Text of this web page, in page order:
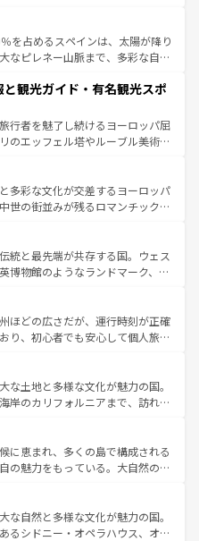
い田園風景やアマルフィ海岸の絶
せない。観光の合間には、本場の
のイタリア料理を堪能することも
、忘れられない旅をしてみよう！
報は
を占めるスペインは、太陽が降り
なピレネー山脈まで、多彩な自然
、情熱的なフラメンコ、熱気あふ
いタパスが生活の一部となってい
練された雰囲気や、バルセロナの
、地方では古代ローマ遺跡や中世
や気候が異なるスペインはその個
性で訪れる人を魅了する。 なお、新着のスペイン情報は コ
ほしい。
観光ガイド・有名観光スポ
行者を魅了し続けるヨーロッパ屈
のエッフェル塔やルーブル美術館
ている。華麗な宮殿、歴史的な大
して豊かな自然が、訪れる者を心
ランスは美食の国としても知ら
地であるランス、プロヴァンスの
ど、多彩な楽しみ方が可能だ。さ
も魅力が溢れており、どの街角に
れぞれで全く異なる文化を体験で
なお、新着のフランス情報はコンテンツ一覧
多彩な文化が交差するヨーロッパ
世の街並みが残るロマンチック街
を歩いても飽きることがない。ベ
イエルン州のアルプスの絶景、そ
ン畑といった風景は必見。ビール
てほしい。 なお、新着の
一覧を参照してほしい。
統と最先端が共存する国。ウェス
博物館のようなランドマーク、歴
ある。また、優雅なアフタヌーン
たまらない英国パブ、サッカー観
できる体験も豊富。イギリスを旅
い。
ほどの広さだが、運行時刻が正確
り、初心者でも安心して個人旅行
や、スイスならではのユニークな
観光だけでなく町歩きも満喫する
得が高いため物価も高いが、旅行
しむこともできる。 なお、新
ンツ一覧 を参照してほしい。
な土地と多様な文化が魅力の国。
岸のカリフォルニアまで、訪れる
光、ショッピング、エンターテイ
的なスポットだ。一方、アメリカ
、グランドキャニオンやイエロー
は、音楽と美食が融合した独特の
メリカの各地域で異なる魅力を楽
と豊かな歴史を感じることができ
に恵まれ、多くの島で構成される
の魅力をもっている。大自然の神
た、定番の観光地といえばオアフ
めるならマウイ島やカウアイ島が
リーンに輝く海をはじめ、豊かな
な自然と多様な文化が魅力の国。
るシドニー・オペラハウス、オー